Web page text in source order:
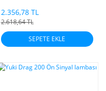
2.356,78 TL
2.618,64 TL
SEPETE EKLE